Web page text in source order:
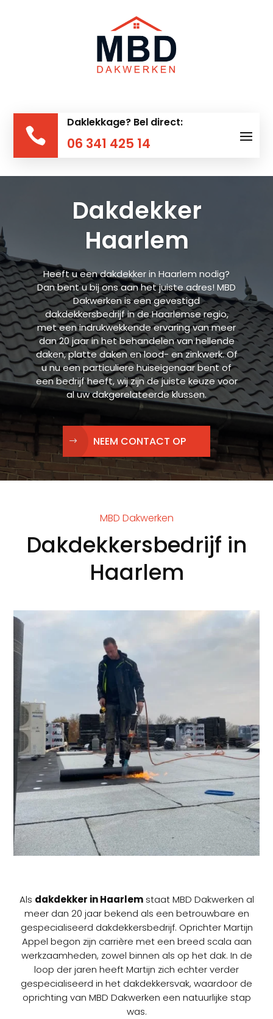

Daklekkage? Bel direct:
06 341 425 14
Dakdekker
Haarlem
Heeft u een dakdekker in Haarlem nodig?
Dan bent u bij ons aan het juiste adres! MBD
Dakwerken is een gevestigd
dakdekkersbedrijf in de Haarlemse regio,
met een indrukwekkende ervaring van meer
dan 20 jaar in het behandelen van hellende
daken, platte daken en lood- en zinkwerk. Of
u nu een particuliere huiseigenaar bent of
een bedrijf heeft, wij zijn de juiste keuze voor
al uw dakgerelateerde klussen.
NEEM CONTACT OP
MBD Dakwerken
Dakdekkersbedrijf in
Haarlem
Als dakdekker in Haarlemstaat MBD Dakwerken al
meer dan 20 jaar bekend als een betrouwbare en
gespecialiseerd dakdekkersbedrijf. Oprichter Martijn
Appel begon zijn carrière met een breed scala aan
werkzaamheden, zowel binnen als op het dak. In de
loop der jaren heeft Martijn zich echter verder
gespecialiseerd in het dakdekkersvak, waardoor de
oprichting van MBD Dakwerken een natuurlijke stap
was.